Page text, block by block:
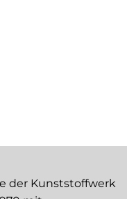
der Kunststoffwerk